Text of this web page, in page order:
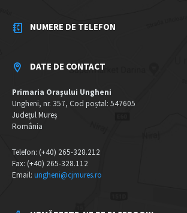
NUMERE DE TELEFON
DATE DE CONTACT
Primaria Orașului Ungheni
Ungheni, nr. 357, Cod poștal: 547605
Județul Mureș
România
Telefon: (+40) 265-328.212
Fax: (+40) 265-328.112
Email: ungheni@cjmures.ro